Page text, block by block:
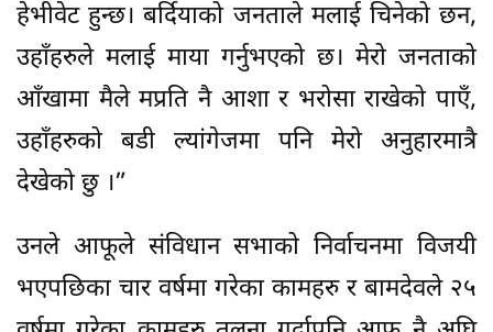
हेभीवेट हुन्छ। बर्दियाको जनताले मलाई चिनेको छन,
उहाँहरुले मलाई माया गर्नुभएको छ। मेरो जनताको
आँखामा मैले मप्रति नै आशा र भरोसा राखेको पाएँ,
उहाँहरुको बडी ल्यांगेजमा पनि मेरो अनुहारमात्रै
देखेको छु ।”
उनले आफूले संविधान सभाको निर्वाचनमा विजयी
भएपछिका चार वर्षमा गरेका कामहरु र बामदेवले २५